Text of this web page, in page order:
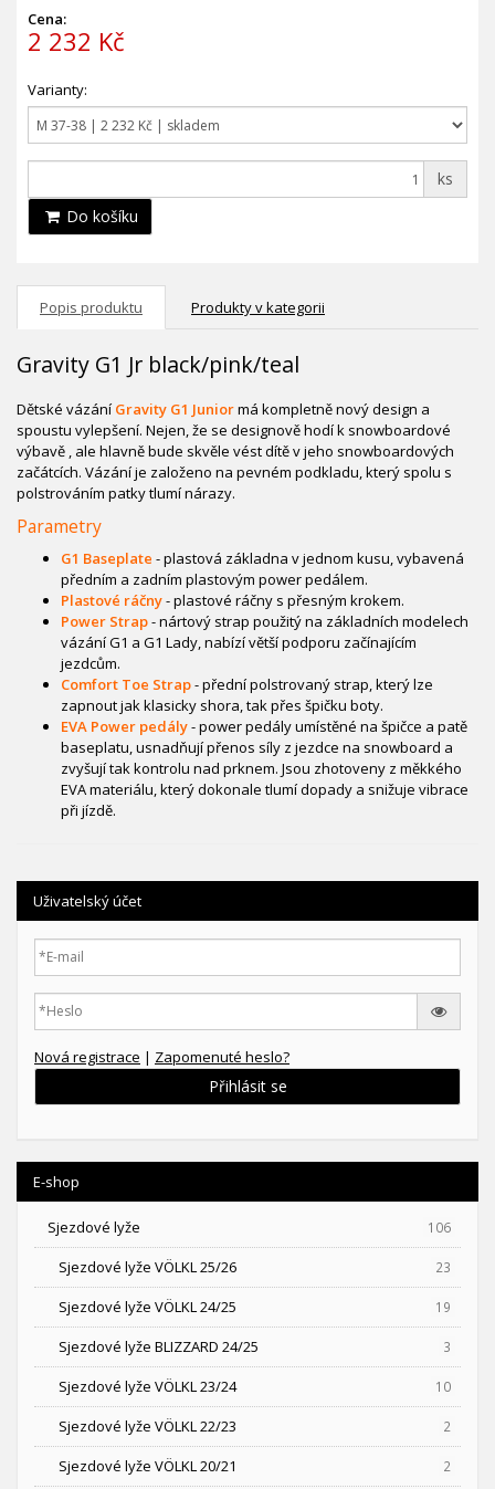
Cena:
2 232 Kč
Varianty:
ks
Do košíku
Popis produktu Produkty v kategorii
Gravity G1 Jr black/pink/teal
Dětské vázání Gravity G1 Juniormá kompletně nový design a
spoustu vylepšení. Nejen, že se designově hodí k snowboardové
výbavě , ale hlavně bude skvěle vést dítě v jeho snowboardových
začátcích. Vázání je založeno na pevném podkladu, který spolu s
polstrováním patky tlumí nárazy.
Parametry
G1 Baseplate - plastová základna v jednom kusu, vybavená
předním a zadním plastovým power pedálem.
Plastové ráčny- plastové ráčny s přesným krokem.
Power Strap- nártový strap použitý na základních modelech
vázání G1 a G1 Lady, nabízí větší podporu začínajícím
jezdcům.
Comfort Toe Strap- přední polstrovaný strap, který lze
zapnout jak klasicky shora, tak přes špičku boty.
EVA Power pedály- power pedály umístěné na špičce a patě
baseplatu, usnadňují přenos síly z jezdce na snowboard a
zvyšují tak kontrolu nad prknem. Jsou zhotoveny z měkkého
EVA materiálu, který dokonale tlumí dopady a snižuje vibrace
při jízdě.
Uživatelský účet
Nová registrace | Zapomenuté heslo?
Přihlásit se
E-shop
Sjezdové lyže 106
Sjezdové lyže VÖLKL 25/26 23
Sjezdové lyže VÖLKL 24/25 19
Sjezdové lyže BLIZZARD 24/25 3
Sjezdové lyže VÖLKL 23/24 10
Sjezdové lyže VÖLKL 22/23 2
Sjezdové lyže VÖLKL 20/21 2